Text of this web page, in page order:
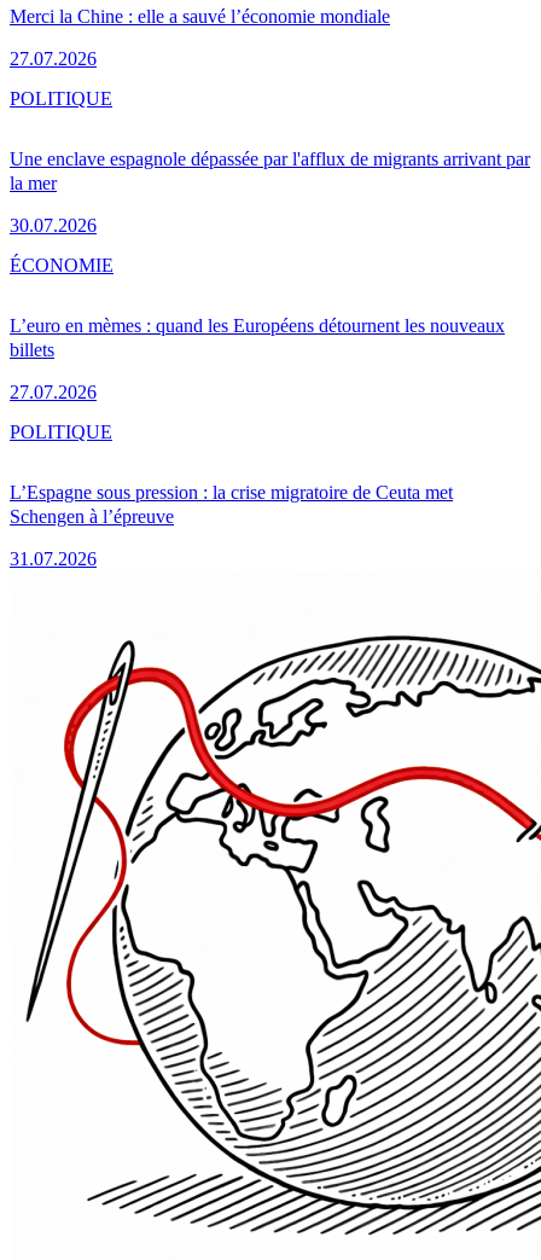
Merci la Chine : elle a sauvé l’économie mondiale
27.07.2026
Une enclave espagnole dépassée par l'afflux de migrants arrivant par
la mer
30.07.2026
POLITIQUE
L’euro en mèmes : quand les Européens détournent les nouveaux
billets
27.07.2026
ÉCONOMIE
L’Espagne sous pression : la crise migratoire de Ceuta met
Schengen à l’épreuve
31.07.2026
POLITIQUE